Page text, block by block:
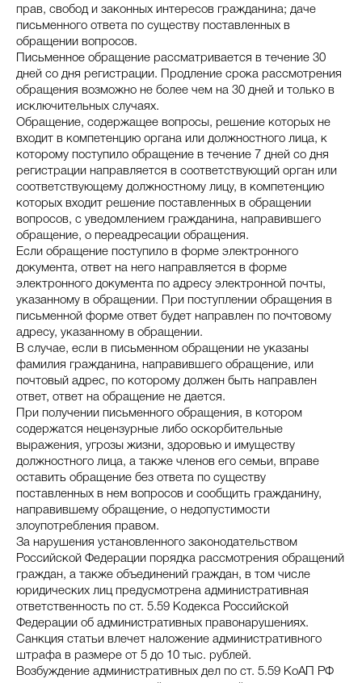
прав, свобод и законных интересов гражданина; даче
письменного ответа по существу поставленных в
обращении вопросов.
Письменное обращение рассматривается в течение 30
дней со дня регистрации. Продление срока рассмотрения
обращения возможно не более чем на 30 дней и только в
исключительных случаях.
Обращение, содержащее вопросы, решение которых не
входит в компетенцию органа или должностного лица, к
которому поступило обращение в течение 7 дней со дня
регистрации направляется в соответствующий орган или
соответствующему должностному лицу, в компетенцию
которых входит решение поставленных в обращении
вопросов, с уведомлением гражданина, направившего
обращение, о переадресации обращения.
Если обращение поступило в форме электронного
документа, ответ на него направляется в форме
электронного документа по адресу электронной почты,
указанному в обращении. При поступлении обращения в
письменной форме ответ будет направлен по почтовому
адресу, указанному в обращении.
В случае, если в письменном обращении не указаны
фамилия гражданина, направившего обращение, или
почтовый адрес, по которому должен быть направлен
ответ, ответ на обращение не дается.
При получении письменного обращения, в котором
содержатся нецензурные либо оскорбительные
выражения, угрозы жизни, здоровью и имуществу
должностного лица, а также членов его семьи, вправе
оставить обращение без ответа по существу
поставленных в нем вопросов и сообщить гражданину,
направившему обращение, о недопустимости
злоупотребления правом.
За нарушения установленного законодательством
Российской Федерации порядка рассмотрения обращений
граждан, а также объединений граждан, в том числе
юридических лиц предусмотрена административная
ответственность по ст. 5.59 Кодекса Российской
Федерации об административных правонарушениях.
Санкция статьи влечет наложение административного
штрафа в размере от 5 до 10 тыс. рублей.
Возбуждение административных дел по ст. 5.59 КоАП РФ